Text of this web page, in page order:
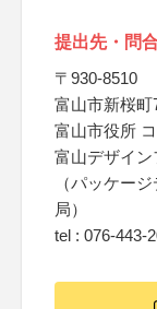
提出先・問
〒930-8510
富山市新桜町
富山市役所
富山デザイ
（パッケー
局）
tel : 076-443-